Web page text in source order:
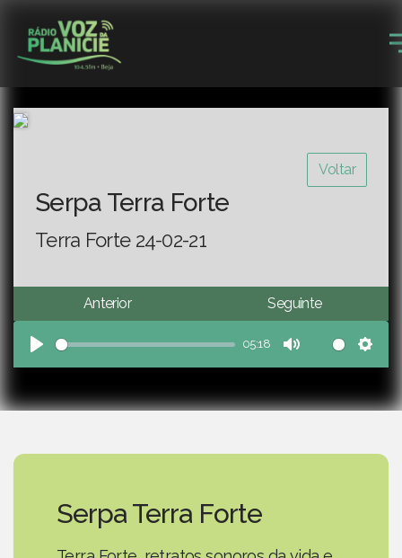
Voltar
Serpa Terra Forte
Terra Forte 24-02-21
Anterior Seguinte
Play
05:18
Mute
Serpa Terra Forte